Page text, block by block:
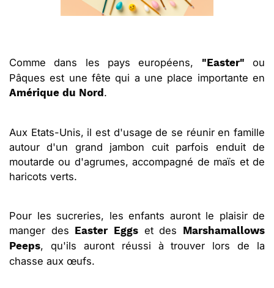
Comme dans les pays européens, "Easter" ou
Pâques est une fête qui a une place importante en
Amérique du Nord .
Aux Etats-Unis, il est d'usage de se réunir en famille
autour d'un grand jambon cuit parfois enduit de
moutarde ou d'agrumes, accompagné de maïs et de
haricots verts.
Pour les sucreries, les enfants auront le plaisir de
manger des Easter Eggs et des Marshamallows
Peeps, qu'ils auront réussi à trouver lors de la
chasse aux œufs.